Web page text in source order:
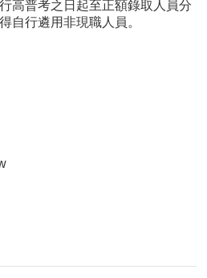
高普考之日起至正額錄取人員分
自行遴用非現職人員。